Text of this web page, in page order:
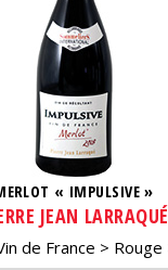
« IMPULSIVE »
JEAN LARRAQUÉ
de France Rouge